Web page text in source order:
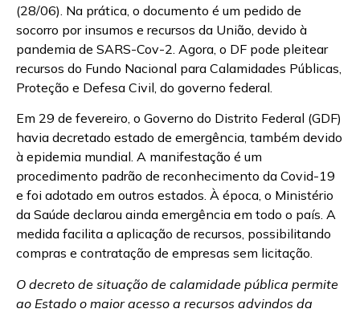
(28/06). Na prática, o documento é um pedido de
socorro por insumos e recursos da União, devido à
pandemia de SARS-Cov-2. Agora, o DF pode pleitear
recursos do Fundo Nacional para Calamidades Públicas,
Proteção e Defesa Civil, do governo federal.
Em 29 de fevereiro, o Governo do Distrito Federal (GDF)
havia decretado estado de emergência, também devido
à epidemia mundial. A manifestação é um
procedimento padrão de reconhecimento da Covid-19
e foi adotado em outros estados. À época, o Ministério
da Saúde declarou ainda emergência em todo o país. A
medida facilita a aplicação de recursos, possibilitando
compras e contratação de empresas sem licitação.
O decreto de situação de calamidade pública permite
ao Estado o maior acesso a recursos advindos da